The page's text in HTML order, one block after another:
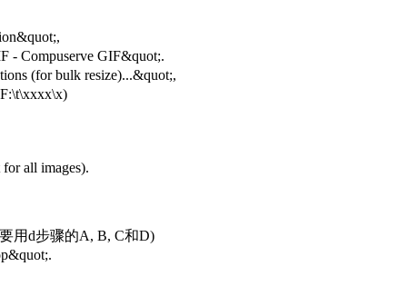
GIF&quot;.
(for bulk resize)...&quot;,
all images).
用d步骤的A, B, C和D)